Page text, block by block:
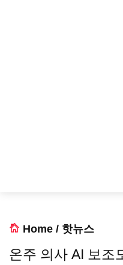
Home / 핫뉴스
온주 의사 AI 보조